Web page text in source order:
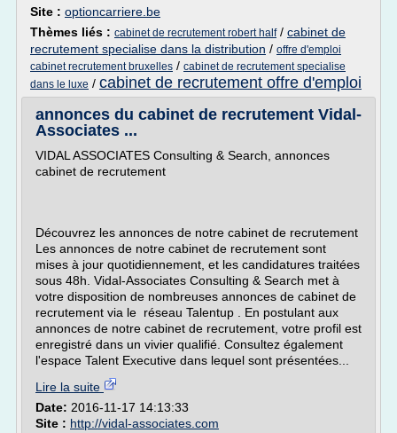
Site : optioncarriere.be
Thèmes liés : cabinet de recrutement robert half/ cabinet de
recrutement specialise dans la distribution / offre d'emploi
cabinet recrutement bruxelles / cabinet de recrutement specialise
dans le luxe / cabinet de recrutement offre d'emploi
annonces du cabinet de recrutement Vidal-
Associates ...
VIDAL ASSOCIATES Consulting & Search, annonces
cabinet de recrutement
Découvrez les annonces de notre cabinet de recrutement
Les annonces de notre cabinet de recrutement sont
mises à jour quotidiennement, et les candidatures traitées
sous 48h. Vidal-Associates Consulting & Search met à
votre disposition de nombreuses annonces de cabinet de
recrutement via le réseau Talentup . En postulant aux
annonces de notre cabinet de recrutement, votre profil est
enregistré dans un vivier qualifié. Consultez également
l'espace Talent Executive dans lequel sont présentées...
Lire la suite
Date: 2016-11-17 14:13:33
Site : http://vidal-associates.com